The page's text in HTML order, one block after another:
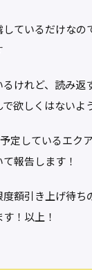
ているだけなの
けれど、読み返
で欲しくはない
定しているエク
報告します！
額引き上げ待ち
！以上！